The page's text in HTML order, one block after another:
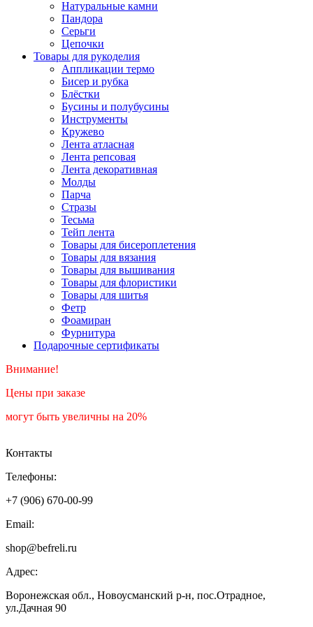
Натуральные камни
Пандора
Серьги
Цепочки
Товары для рукоделия
Аппликации термо
Бисер и рубка
Блёстки
Бусины и полубусины
Инструменты
Кружево
Лента атласная
Лента репсовая
Лента декоративная
Молды
Парча
Стразы
Тесьма
Тейп лента
Товары для бисероплетения
Товары для вязания
Товары для вышивания
Товары для флористики
Товары для шитья
Фетр
Фоамиран
Фурнитура
Подарочные сертификаты
Внимание!
Цены при заказе
могут быть увеличны на 20%
Контакты
Телефоны:
+7 (906) 670-00-99
Email:
shop@befreli.ru
Адрес:
Воронежская обл., Новоусманский р-н, пос.Отрадное,
ул.Дачная 90